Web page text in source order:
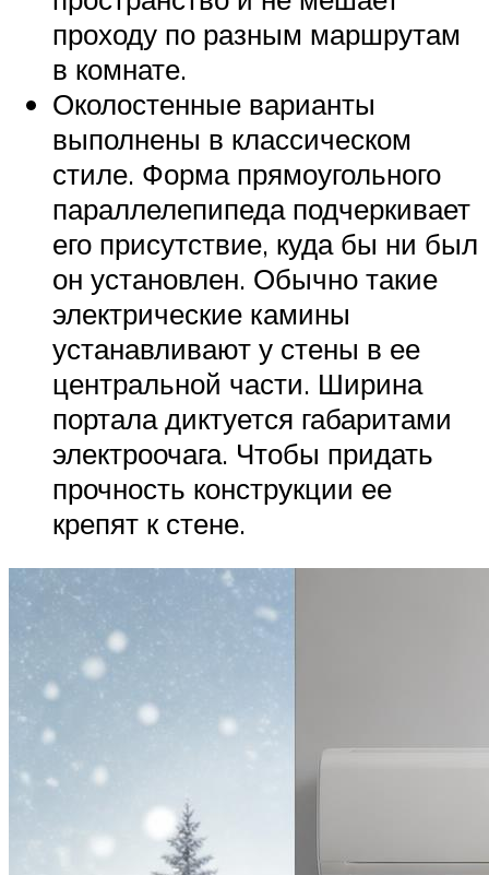
проходу по разным маршрутам
в комнате.
Околостенные варианты
выполнены в классическом
стиле. Форма прямоугольного
параллелепипеда подчеркивает
его присутствие, куда бы ни был
он установлен. Обычно такие
электрические камины
устанавливают у стены в ее
центральной части. Ширина
портала диктуется габаритами
электроочага. Чтобы придать
прочность конструкции ее
крепят к стене.